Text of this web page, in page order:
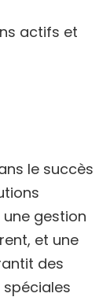
actifs et
le succès
gestion
et une
des
spéciales